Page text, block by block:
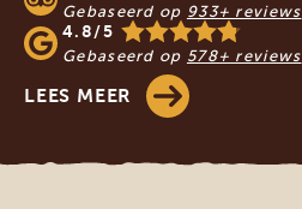
Gebaseerd op 933+ reviews
4.8/5
Gebaseerd op 578+ reviews
LEES MEER